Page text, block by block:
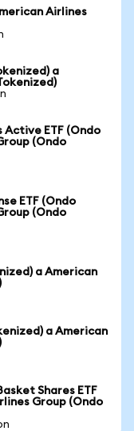
Airlines
a
ETF (Ondo
(Ondo
ETF (Ondo
(Ondo
a American
a American
Shares ETF
Group (Ondo